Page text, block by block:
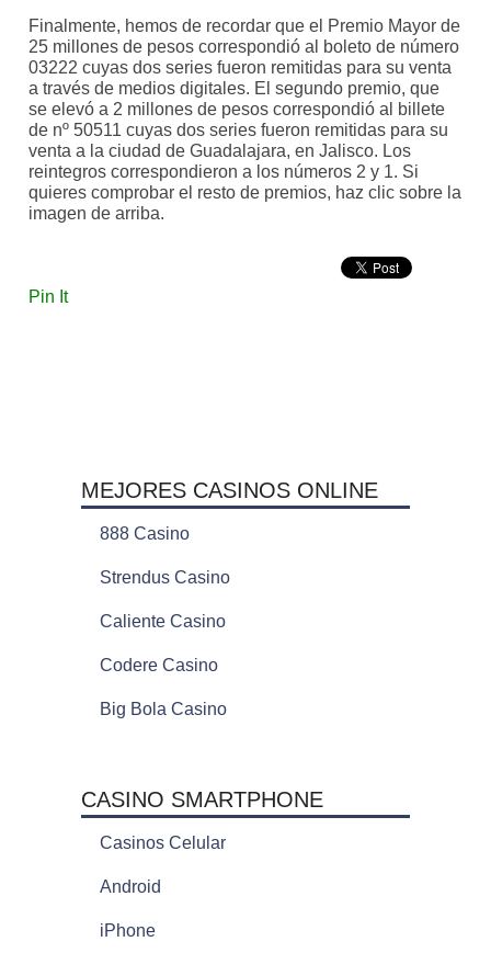
Finalmente, hemos de recordar que el Premio Mayor de
25 millones de pesos correspondió al boleto de número
03222 cuyas dos series fueron remitidas para su venta
a través de medios digitales. El segundo premio, que
se elevó a 2 millones de pesos correspondió al billete
de nº 50511 cuyas dos series fueron remitidas para su
venta a la ciudad de Guadalajara, en Jalisco. Los
reintegros correspondieron a los números 2 y 1. Si
quieres comprobar el resto de premios, haz clic sobre la
imagen de arriba.
Pin It
MEJORES CASINOS ONLINE
888 Casino
Strendus Casino
Caliente Casino
Codere Casino
Big Bola Casino
CASINO SMARTPHONE
Casinos Celular
Android
iPhone